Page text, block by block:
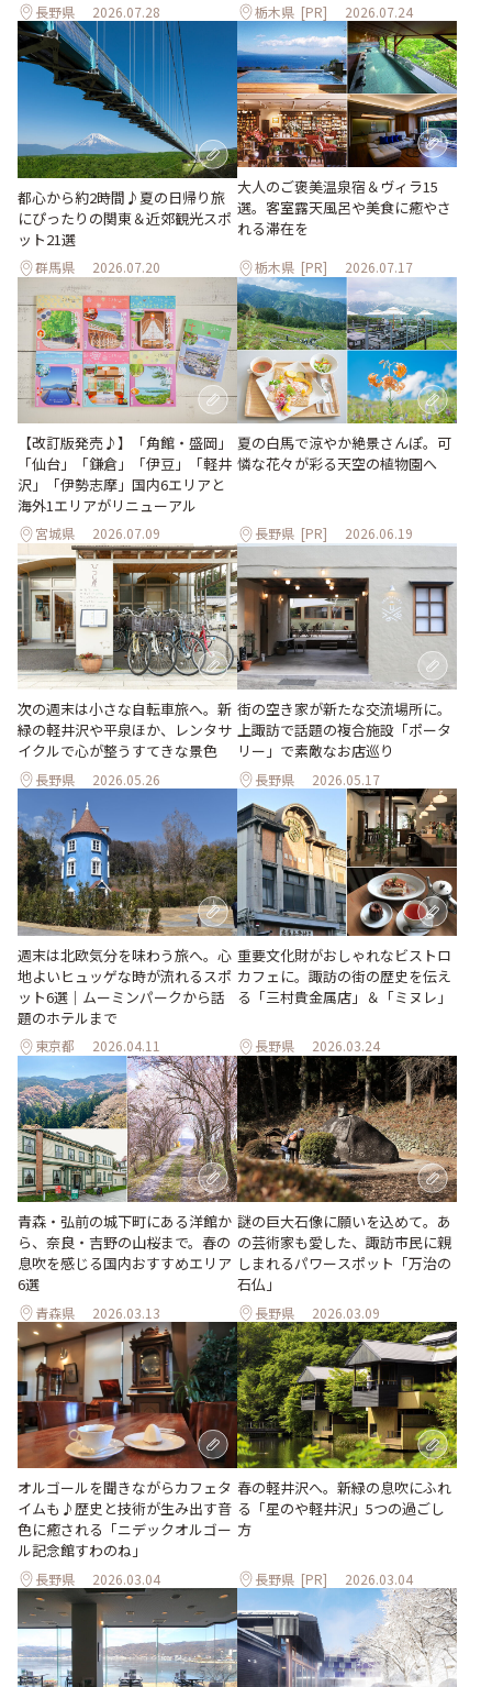
長野県 2026.07.28 栃木県 [PR] 2026.07.24
都心から約2時間♪夏の日帰り旅
にぴったりの関東＆近郊観光スポ
ット21選
群馬県 2026.07.20
大人のご褒美温泉宿＆ヴィラ15
選。客室露天風呂や美食に癒やさ
れる滞在を
栃木県 [PR] 2026.07.17
【改訂版発売♪】「角館・盛岡」
「仙台」「鎌倉」「伊豆」「軽井
沢」「伊勢志摩」国内6エリアと
海外1エリアがリニューアル
宮城県 2026.07.09
夏の白馬で涼やか絶景さんぽ。可
憐な花々が彩る天空の植物園へ
長野県 [PR] 2026.06.19
次の週末は小さな自転車旅へ。新
緑の軽井沢や平泉ほか、レンタサ
イクルで心が整うすてきな景色
長野県 2026.05.26
街の空き家が新たな交流場所に。
上諏訪で話題の複合施設「ポータ
リー」で素敵なお店巡り
長野県 2026.05.17
週末は北欧気分を味わう旅へ。心
地よいヒュッゲな時が流れるスポ
ット6選｜ムーミンパークから話
題のホテルまで
東京都 2026.04.11
重要文化財がおしゃれなビストロ
カフェに。諏訪の街の歴史を伝え
る「三村貴金属店」＆「ミヌレ」
長野県 2026.03.24
青森・弘前の城下町にある洋館か
ら、奈良・吉野の山桜まで。春の
息吹を感じる国内おすすめエリア
6選
青森県 2026.03.13
謎の巨大石像に願いを込めて。あ
の芸術家も愛した、諏訪市民に親
しまれるパワースポット「万治の
石仏」
長野県 2026.03.09
オルゴールを聞きながらカフェタ
イムも♪歴史と技術が生み出す音
色に癒される「ニデックオルゴー
ル記念館すわのね」
長野県 2026.03.04
春の軽井沢へ。新緑の息吹にふれ
る「星のや軽井沢」5つの過ごし
方
長野県 [PR] 2026.03.04